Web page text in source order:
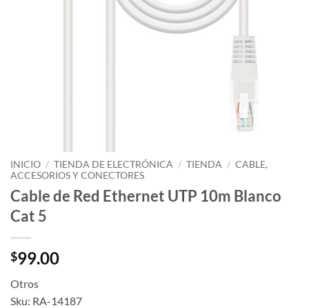
INICIO / TIENDA DE ELECTRÓNICA / TIENDA / CABLE,
ACCESORIOS Y CONECTORES
Cable de Red Ethernet UTP 10m Blanco
Cat 5
$99.00
Otros
Sku: RA-14187